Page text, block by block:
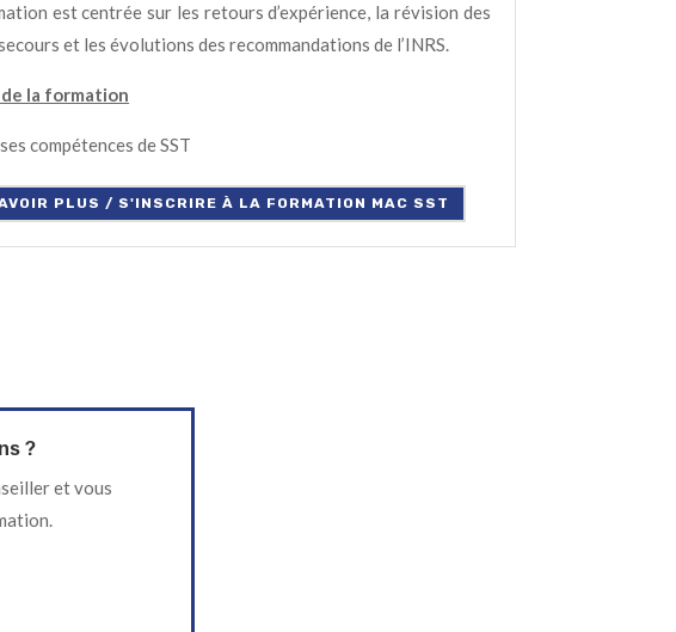
est centrée sur les retours d’expérience, la révision des
et les évolutions des recommandations de l’INRS.
la formation
compétences de SST
PLUS / S'INSCRIRE À LA FORMATION MAC SST
?
et vous